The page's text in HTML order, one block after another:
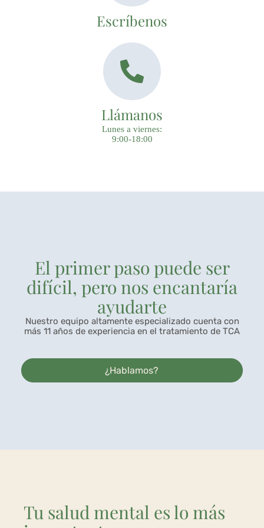
Escríbenos
Llámanos
Lunes a viernes:
9:00-18:00
El primer paso puede ser
difícil, pero nos encantaría
ayudarte
Nuestro equipo altamente especializado cuenta con
más 11 años de experiencia en el tratamiento de TCA
¿Hablamos?
Tu salud mental es lo más